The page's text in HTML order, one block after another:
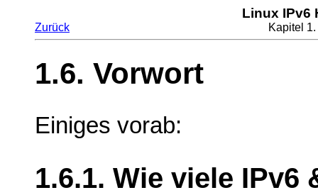
Linux IPv6
Zurück Kapitel
1.6. Vorwort
Einiges vorab:
1.6.1. Wie viele IPv6